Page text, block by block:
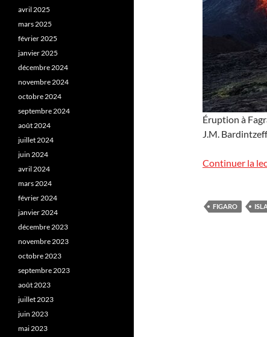
Éruption à
J.M.
Continuer la
FIGARO
avril 2025
mars 2025
février 2025
janvier 2025
décembre 2024
novembre 2024
octobre 2024
septembre 2024
août 2024
juillet 2024
juin 2024
avril 2024
mars 2024
février 2024
janvier 2024
décembre 2023
novembre 2023
octobre 2023
septembre 2023
août 2023
juillet 2023
juin 2023
mai 2023